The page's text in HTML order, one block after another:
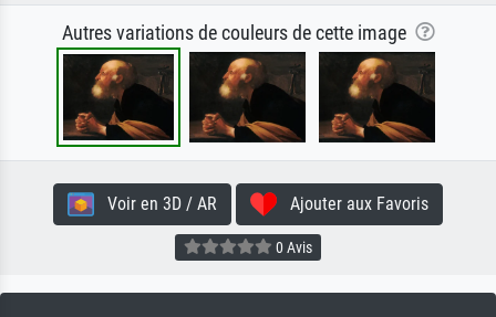
Autres variations de couleurs de cette image
Voir en 3D / AR Ajouter aux Favoris
0 Avis